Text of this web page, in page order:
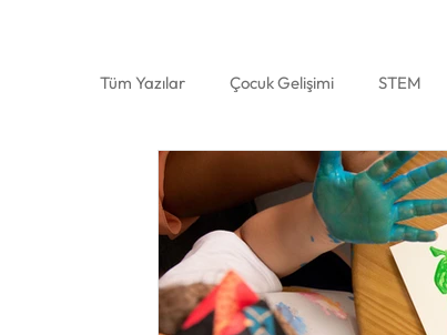
Tüm Yazılar Çocuk Gelişimi STEM
Psikoloji Felsefe Yabancı Dil
Ebeveyn Spor Sınav Kaygısı